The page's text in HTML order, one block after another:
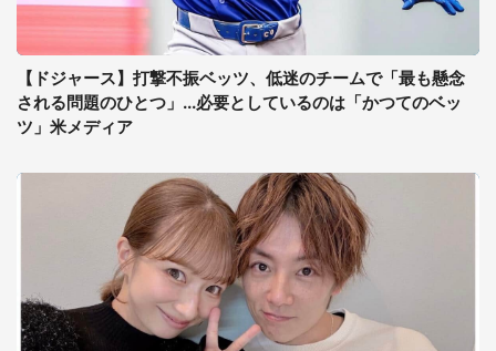
【ドジャース】打撃不振ベッツ、低迷のチームで「最も懸念
される問題のひとつ」...必要としているのは「かつてのベッ
ツ」米メディア